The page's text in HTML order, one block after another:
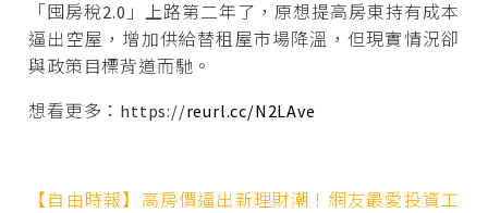
「囤房稅2.0」上路第二年了，原想提高房東持有成本
逼出空屋，增加供給替租屋市場降溫，但現實情況卻
與政策目標背道而馳。
想看更多：https://reurl.cc/N2LAve
【自由時報】高房價逼出新理財潮！網友最愛投資工